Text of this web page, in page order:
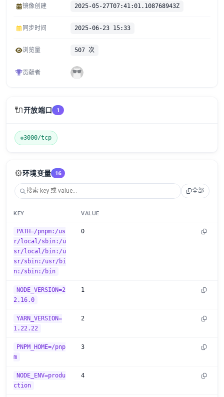
镜像创建 2025-05-27T07:41:01.108768943Z
同步时间 2025-06-23 15:33
浏览量 507 次
贡献者
🔌开放端口 1
3000/tcp
⚙️环境变量 16
全部
KEY VALUE
PATH=/pnpm:/us
r/local/sbin:/u
sr/local/bin:/u
sr/sbin:/usr/bi
n:/sbin:/bin
0
NODE_VERSION=2
2.16.0
1
YARN_VERSION=
1.22.22
2
PNPM_HOME=/pnp
m
3
NODE_ENV=produ
ction
4